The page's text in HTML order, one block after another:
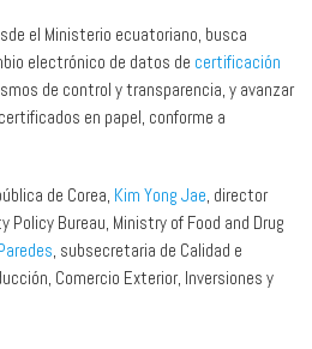
el Ministerio ecuatoriano, busca
electrónico de datos de certificación
de control y transparencia, y avanzar
en papel, conforme a
de Corea, Kim Yong Jae , director
Policy Bureau, Ministry of Food and Drug
, subsecretaria de Calidad e
Comercio Exterior, Inversiones y